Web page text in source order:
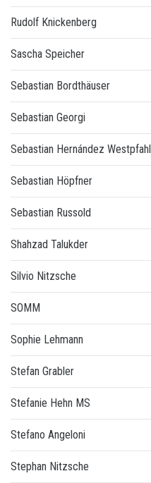
Rudolf Knickenberg
Sascha Speicher
Sebastian Bordthäuser
Sebastian Georgi
Sebastian Hernández Westpfahl
Sebastian Höpfner
Sebastian Russold
Shahzad Talukder
Silvio Nitzsche
SOMM
Sophie Lehmann
Stefan Grabler
Stefanie Hehn MS
Stefano Angeloni
Stephan Nitzsche